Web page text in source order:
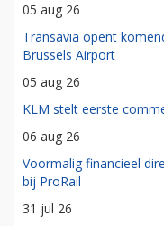
05 aug 26
Transavia opent
Brussels Airport
05 aug 26
KLM stelt eerste
06 aug 26
Voormalig financieel
bij ProRail
31 jul 26